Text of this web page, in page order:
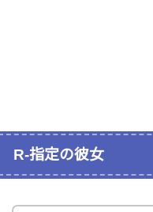
R-指定の彼女